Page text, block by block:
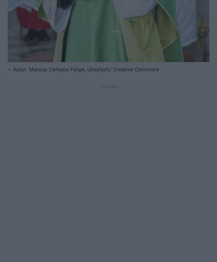
Autor: Mateus Campos Felipe, Unsplash/ Creative Commons